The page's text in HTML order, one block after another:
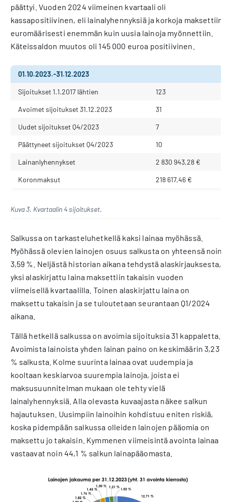
päättyi. Vuoden 2024 viimeinen kvartaali oli
kassapositiivinen, eli lainalyhennyksiä ja korkoja maksettiin
euromäärisesti enemmän kuin uusia lainoja myönnettiin.
Käteissaldon muutos oli 145 000 euroa positiivinen.
01.10.2023.-31.12.2023
Sijoitukset 1.1.2017 lähtien 123
Avoimet sijoitukset 31.12.2023 31
Uudet sijoitukset Q4/2023 7
Päättyneet sijoitukset Q4/2023 10
Lainanlyhennykset 2 830 943,28 €
Koronmaksut 218 617,46 €
Kuva 3. Kvartaalin 4 sijoitukset.
Salkussa on tarkasteluhetkellä kaksi lainaa myöhässä.
Myöhässä olevien lainojen osuus salkusta on yhteensä noin
3,59 %. Neljästä historian aikana tehdystä alaskirjauksesta,
yksi alaskirjattu laina maksettiin takaisin vuoden
viimeisellä kvartaalilla. Toinen alaskirjattu laina on
maksettu takaisin ja se tuloutetaan seurantaan Q1/2024
aikana.
Tällä hetkellä salkussa on avoimia sijoituksia 31 kappaletta.
Avoimista lainoista yhden lainan paino on keskimäärin 3,23
% salkusta. Kolme suurinta lainaa ovat uudempia ja
kooltaan keskiarvoa suurempia lainoja, joista ei
maksusuunnitelman mukaan ole tehty vielä
lainalyhennyksiä. Alla olevasta kuvaajasta näkee salkun
hajautuksen. Uusimpiin lainoihin kohdistuu eniten riskiä,
koska pidempään salkussa olleiden lainojen pääomia on
maksettu jo takaisin. Kymmenen viimeisintä avointa lainaa
vastaavat noin 44,1 % salkun lainapääomasta.